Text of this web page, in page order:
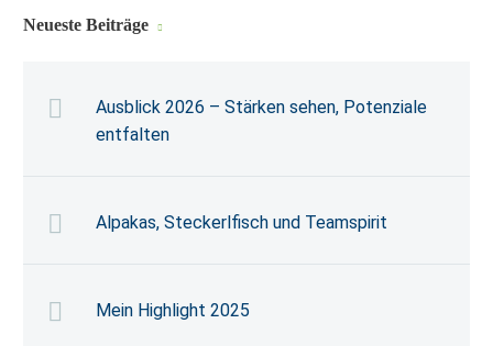
Neueste Beiträge
Ausblick 2026 – Stärken sehen, Potenziale
entfalten
Alpakas, Steckerlfisch und Teamspirit
Mein Highlight 2025